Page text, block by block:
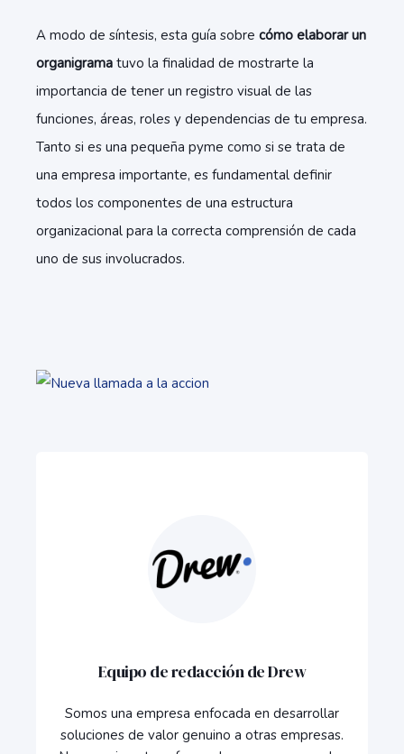
A modo de síntesis, esta guía sobre cómo elaborar un
organigrama tuvo la finalidad de mostrarte la
importancia de tener un registro visual de las
funciones, áreas, roles y dependencias de tu empresa.
Tanto si es una pequeña pyme como si se trata de
una empresa importante, es fundamental definir
todos los componentes de una estructura
organizacional para la correcta comprensión de cada
uno de sus involucrados.
Equipo de redacción de Drew
Somos una empresa enfocada en desarrollar
soluciones de valor genuino a otras empresas.